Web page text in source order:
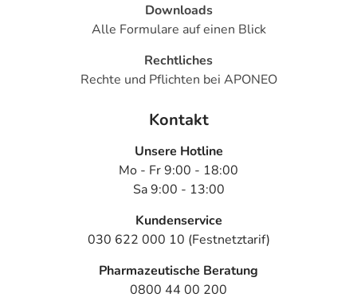
Downloads
Alle Formulare auf einen Blick
Rechtliches
Rechte und Pflichten bei APONEO
Kontakt
Unsere Hotline
Mo - Fr 9:00 - 18:00
Sa 9:00 - 13:00
Kundenservice
030 622 000 10 (Festnetztarif)
Pharmazeutische Beratung
0800 44 00 200